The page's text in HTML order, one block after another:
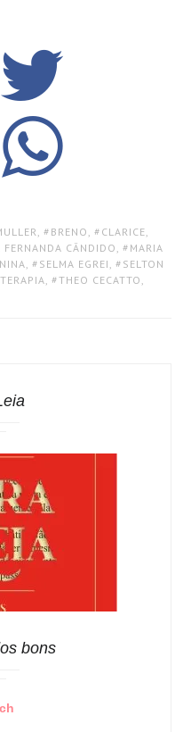
, BRENO , CLARICE
FERNANDA CÂNDIDO , MARIA
NINA , SELMA EGREI , SELTON
, THEO CECATTO
bons